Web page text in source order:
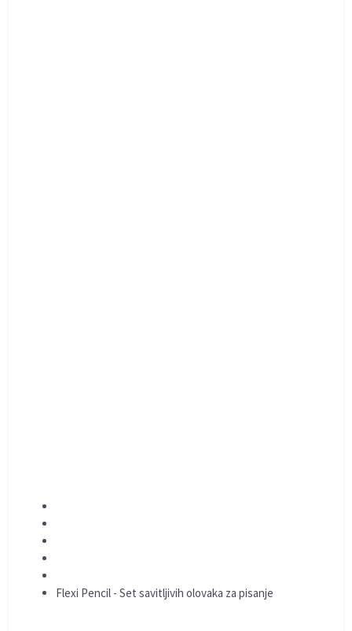
Flexi Pencil - Set savitljivih olovaka za pisanje